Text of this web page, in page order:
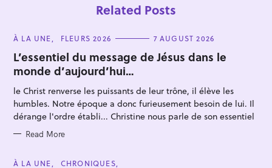
Related Posts
C
T
E
G
O
R
I
E
S
À LA UNE FLEURS 2026 7 AUGUST 2026
L’essentiel du message de Jésus dans le
monde d’aujourd’hui…
le Christ renverse les puissants de leur trône, il élève les
humbles. Notre époque a donc furieusement besoin de lui. Il
dérange l'ordre établi... Christine nous parle de son essentiel
Read More
C
À LA UNE
CHRONIQUES
S
e
r